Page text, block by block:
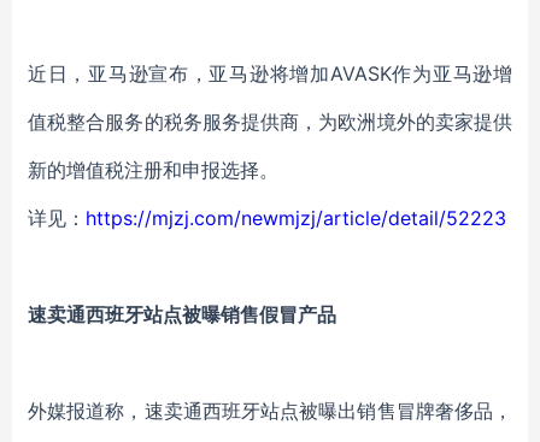
近日，亚马逊宣布，亚马逊将增加AVASK作为亚马逊增
值税整合服务的税务服务提供商，为欧洲境外的卖家提供
新的增值税注册和申报选择。
详见： https://mjzj.com/newmjzj/article/detail/52223
速卖通西班牙站点被曝销售假冒产品
外媒报道称，速卖通西班牙站点被曝出销售冒牌奢侈品，